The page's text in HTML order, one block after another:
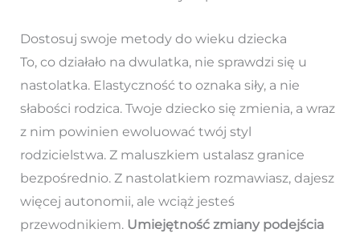
Dostosuj swoje metody do wieku dziecka
To, co działało na dwulatka, nie sprawdzi się u
nastolatka. Elastyczność to oznaka siły, a nie
słabości rodzica. Twoje dziecko się zmienia, a wraz
z nim powinien ewoluować twój styl
rodzicielstwa. Z maluszkiem ustalasz granice
bezpośrednio. Z nastolatkiem rozmawiasz, dajesz
więcej autonomii, ale wciąż jesteś
przewodnikiem. Umiejętność zmiany podejścia